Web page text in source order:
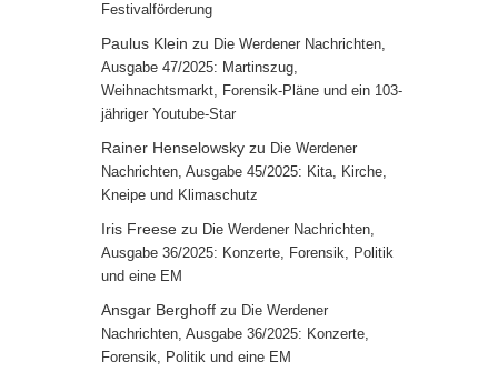
Festivalförderung
Paulus Klein zu Die Werdener Nachrichten,
Ausgabe 47/2025: Martinszug,
Weihnachtsmarkt, Forensik-Pläne und ein 103-
jähriger Youtube-Star
Rainer Henselowsky zu Die Werdener
Nachrichten, Ausgabe 45/2025: Kita, Kirche,
Kneipe und Klimaschutz
Iris Freese zu Die Werdener Nachrichten,
Ausgabe 36/2025: Konzerte, Forensik, Politik
und eine EM
Ansgar Berghoff zu Die Werdener
Nachrichten, Ausgabe 36/2025: Konzerte,
Forensik, Politik und eine EM